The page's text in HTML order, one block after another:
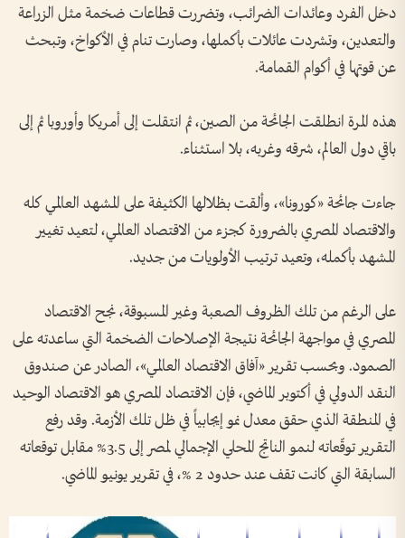
دخل الفرد وعائدات الضرائب، وتضررت قطاعات ضخمة مثل الزراعة
والتعدين، وتشردت عائلات بأكملها، وصارت تنام في الأكواخ، وتبحث
عن قوتها في أكوام القمامة.
هذه المرة انطلقت الجائحة من الصين، ثم انتقلت إلى أمريكا وأوروبا ثم إلى
باقي دول العالم، شرقه وغربه، بلا استثناء.
جاءت جائحة «كورونا»، وألقت بظلالها الكثيفة على المشهد العالمي كله
والاقتصاد المصري بالضرورة كجزء من الاقتصاد العالمي، لتعيد تغيير
المشهد بأكمله، وتعيد ترتيب الأولويات من جديد.
على الرغم من تلك الظروف الصعبة وغير المسبوقة، نجح الاقتصاد
المصري في مواجهة الجائحة نتيجة الإصلاحات الضخمة التي ساعدته على
الصمود. وبحسب تقرير «آفاق الاقتصاد العالمي»، الصادر عن صندوق
النقد الدولي في أكتوبر الماضي، فإن الاقتصاد المصري هو الاقتصاد الوحيد
في المنطقة الذي حقق معدل نمو إيجابياً في ظل تلك الأزمة. وقد رفع
التقرير توقّعاته لنمو الناتج المحلي الإجمالي لمصر إلى 3.5% مقابل توقعاته
السابقة التي كانت تقف عند حدود 2 %، في تقرير يونيو الماضي.